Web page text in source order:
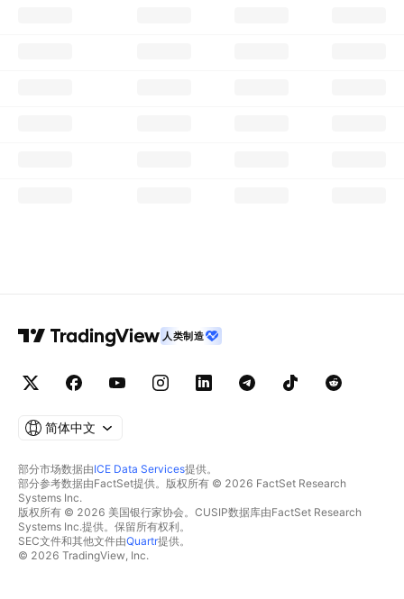
人类制造
简体中文
部分市场数据由ICE Data Services提供。
部分参考数据由FactSet提供。版权所有 © 2026 FactSet Research
Systems Inc.
版权所有 © 2026 美国银行家协会。CUSIP数据库由FactSet Research
Systems Inc.提供。保留所有权利。
SEC文件和其他文件由Quartr提供。
© 2026 TradingView, Inc.